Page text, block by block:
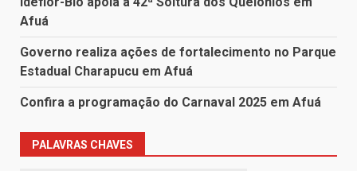
Afuá
Governo realiza ações de fortalecimento no Parque
Estadual Charapucu em Afuá
Confira a programação do Carnaval 2025 em Afuá
PALAVRAS CHAVES